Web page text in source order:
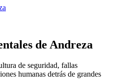
de Andreza
de seguridad, fallas
humanas detrás de grandes